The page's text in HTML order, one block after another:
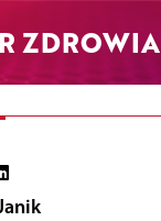
ZDROWIA